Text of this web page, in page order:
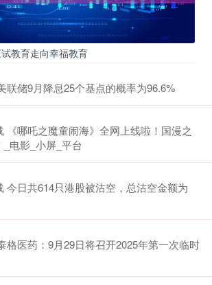
教育走向幸福教育
联储9月降息25个基点的概率为96.6%
《哪吒之魔童闹海》全网上线啦！国漫之
电影_小屏_平台
今日共614只港股被沽空，总沽空金额为
格医药：9月29日将召开2025年第一次临时